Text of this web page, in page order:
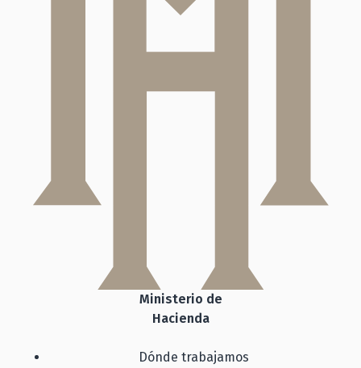
Ministerio de
Hacienda
Dónde trabajamos